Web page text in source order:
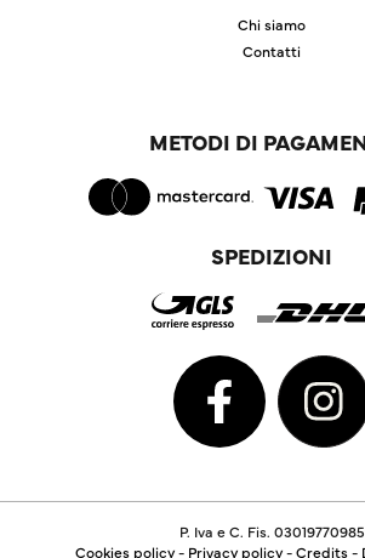
Chi siamo
Contatti
METODI DI
SPEDIZIONI
P. Iva e C. Fis. 03019770985
Cookies policy- Privacy policy-Credits-